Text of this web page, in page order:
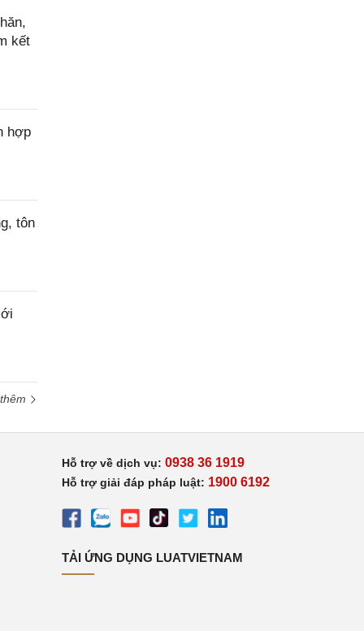
kết
hợp
tôn
Hỗ trợ về dịch vụ: 0938 36 1919
Hỗ trợ giải đáp pháp luật: 1900 6192
TẢI ỨNG DỤNG LUATVIETNAM